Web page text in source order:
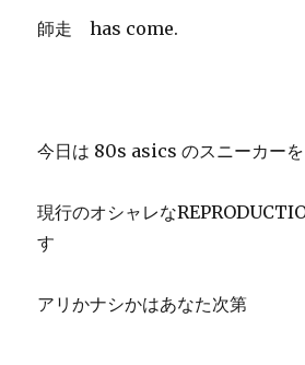
師走 has come.
今日は 80s asics のスニーカー
現行のオシャレな
す
アリかナシかはあなた次第